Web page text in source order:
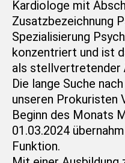
Kardiologe mit
Zusatzbezeichnung
Spezialisierung
konzentriert und ist
als stellvertretender
Die lange Suche
unseren Prokuristen
Beginn des Monats
01.03.2024
Funktion.